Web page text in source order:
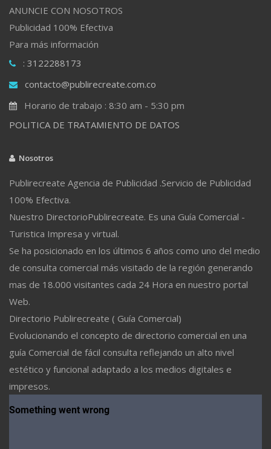
ANUNCIE CON NOSOTROS
Publicidad 100% Efectiva
Para más información
: 3122288173
contacto@publirecreate.com.co
Horario de trabajo : 8:30 am - 5:30 pm
POLITICA DE TRATAMIENTO DE DATOS
Nosotros
Publirecreate Agencia de Publicidad .Servicio de Publicidad
100% Efectiva.
Nuestro DirectorioPublirecreate. Es una Guía Comercial -
Turistica Impresa y virtual.
Se ha posicionado en los últimos 6 años como uno del medio
de consulta comercial más visitado de la región generando
mas de 18.000 visitantes cada 24 Hora en nuestro portal
Web.
Directorio Publirecreate ( Guía Comercial)
Evolucionando el concepto de directorio comercial en una
guía Comercial de fácil consulta reflejando un alto nivel
estético y funcional adaptado a los medios digitales e
impresos.